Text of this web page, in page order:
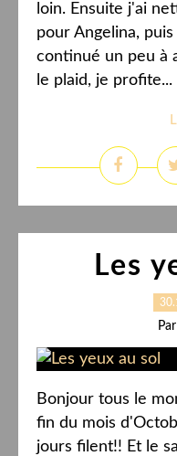
loin. Ensuite j'ai
pour Angelina,
continué un peu à
le plaid, je profite...
Les
Bonjour tous le
fin du mois
jours filent!! Et le